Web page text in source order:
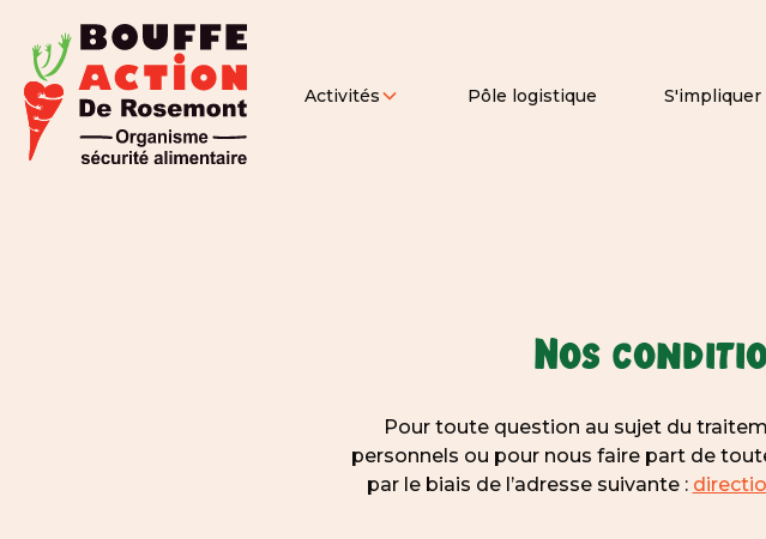
Activités Pôle logistique S'impliquer
Nos
Pour toute question au sujet du
personnels ou pour nous faire part de
par le biais de l’adresse suivante :